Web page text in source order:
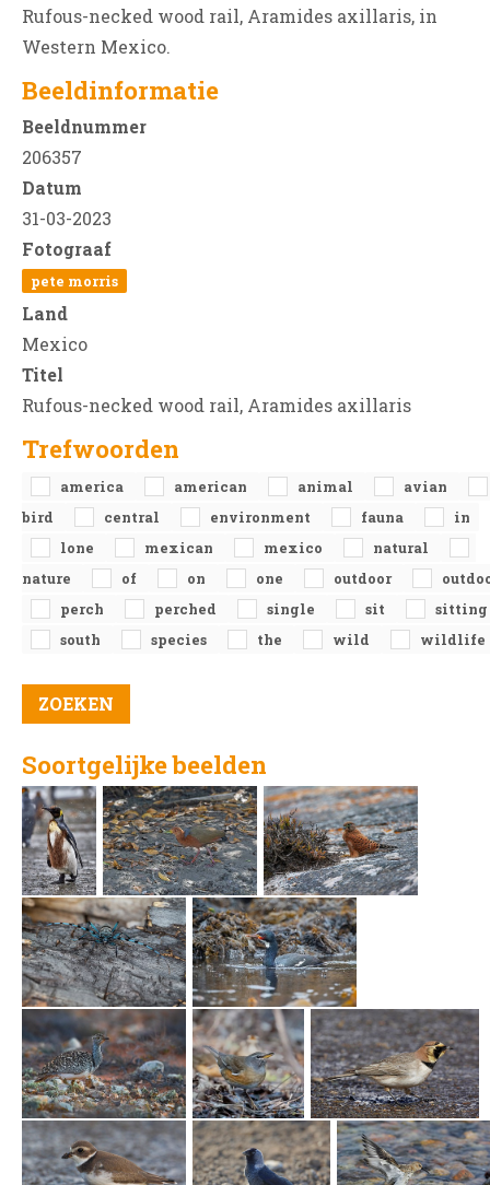
Rufous-necked wood rail, Aramides axillaris, in
Western Mexico.
Beeldinformatie
Beeldnummer
206357
Datum
31-03-2023
Fotograaf
pete morris
Land
Mexico
Titel
Rufous-necked wood rail, Aramides axillaris
Trefwoorden
america american animal
avian
bird
central environment fauna
in
lone
mexican mexico
natural
nature
of on one outdoor
perch
perched single sit
sitting
south
species the wild wildlife
Soortgelijke beelden